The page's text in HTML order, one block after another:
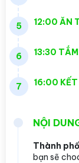
5 12:00 ĂN
6 13:30
7 16:00 KẾT
NỘI
Thành
bạn sẽ